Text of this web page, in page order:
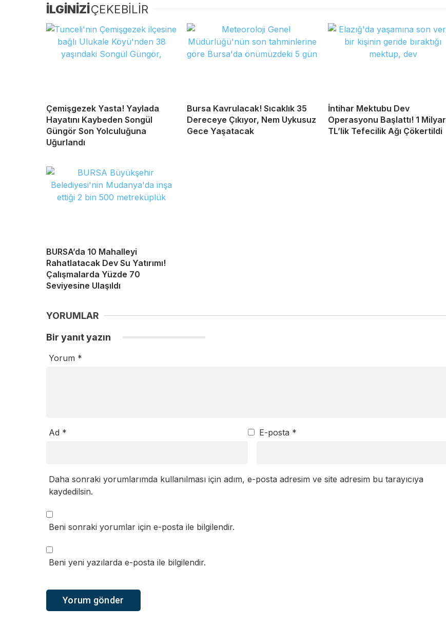
İLGİNİZİÇEKEBİLİR
Çemişgezek Yasta! Yaylada
Hayatını Kaybeden Songül
Güngör Son Yolculuğuna
Uğurlandı
Bursa Kavrulacak! Sıcaklık 35
Dereceye Çıkıyor, Nem Uykusuz
Gece Yaşatacak
İntihar Mektubu Dev
Operasyonu Başlattı! 1 Milyar
TL’lik Tefecilik Ağı Çökertildi
BURSA’da 10 Mahalleyi
Rahatlatacak Dev Su Yatırımı!
Çalışmalarda Yüzde 70
Seviyesine Ulaşıldı
YORUMLAR
Bir yanıt yazın
Yorum *
Ad * E-posta *
Daha sonraki yorumlarımda kullanılması için adım, e-posta adresim ve site adresim bu tarayıcıya
kaydedilsin.
Beni sonraki yorumlar için e-posta ile bilgilendir.
Beni yeni yazılarda e-posta ile bilgilendir.